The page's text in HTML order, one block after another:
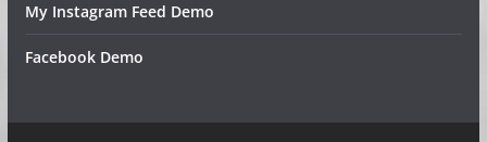
My Instagram Feed Demo
Facebook Demo